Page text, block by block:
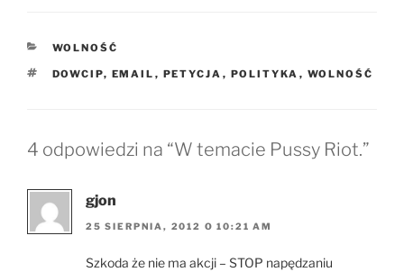
KATEGORIE
WOLNOŚĆ
TAGI
DOWCIP, EMAIL , PETYCJA , POLITYKA , WOLNOŚĆ
4 odpowiedzi na “W temacie Pussy Riot.”
gjon
25 SIERPNIA, 2012 O 10:21 AM
Szkoda że nie ma akcji – STOP napędzaniu